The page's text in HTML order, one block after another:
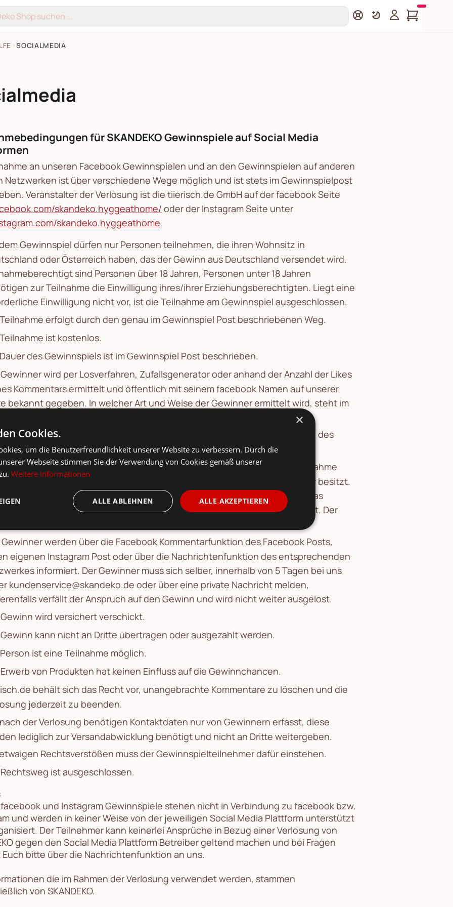
SOCIALMEDIA
für SKANDEKO Gewinnspiele auf Social Media
an unseren Facebook Gewinnspielen und an den Gewinnspielen auf anderen
Netzwerken ist über verschiedene Wege möglich und ist stets im Gewinnspielpost
Veranstalter der Verlosung ist die tiierisch.de GmbH auf der facebook Seite
skandeko.hyggeathome/ oder der Instagram Seite unter
skandeko.hyggeathome
Gewinnspiel dürfen nur Personen teilnehmen, die ihren Wohnsitz in
oder Österreich haben, das der Gewinn aus Deutschland versendet wird.
sind Personen über 18 Jahren, Personen unter 18 Jahren
zur Teilnahme die Einwilligung ihres/ihrer Erziehungsberechtigten. Liegt eine
Einwilligung nicht vor, ist die Teilnahme am Gewinnspiel ausgeschlossen.
erfolgt durch den genau im Gewinnspiel Post beschriebenen Weg.
ist kostenlos.
des Gewinnspiels ist im Gewinnspiel Post beschrieben.
wird per Losverfahren, Zufallsgenerator oder anhand der Anzahl der Likes
Kommentars ermittelt und öffentlich mit seinem facebook Namen auf unserer
bekannt gegeben. In welcher Art und Weise der Gewinner ermittelt wird, steht im
mit einem Foto/Bild, erlaubt der Gewinner das Teilen des
bei Gewinnerbekanntgabe.
das Urhebergesetz geachtet werden. An Gewinnspielen mit Fototeilnahme
nur Fotos teilnehmen, deren Urheberrechte der Gewinnspielteilnehmer besitzt.
die gegen die Facebook Richtlinien, deutsches Recht und oder das
verstoßen werden nach Kenntnisnahme ohne Ankündigung entfernt. Der
Gewinner werden über die Facebook Kommentarfunktion des Facebook Posts,
eigenen Instagram Post oder über die Nachrichtenfunktion des entsprechenden
informiert. Der Gewinner muss sich selber, innerhalb von 5 Tagen bei uns
kundenservice@skandeko.de oder über eine private Nachricht melden,
verfällt der Anspruch auf den Gewinn und wird nicht weiter ausgelost.
wird versichert verschickt.
kann nicht an Dritte übertragen oder ausgezahlt werden.
ist eine Teilnahme möglich.
von Produkten hat keinen Einfluss auf die Gewinnchancen.
behält sich das Recht vor, unangebrachte Kommentare zu löschen und die
jederzeit zu beenden.
der Verlosung benötigen Kontaktdaten nur von Gewinnern erfasst, diese
lediglich zur Versandabwicklung benötigt und nicht an Dritte weitergeben.
Rechtsverstößen muss der Gewinnspielteilnehmer dafür einstehen.
ist ausgeschlossen.
und Instagram Gewinnspiele stehen nicht in Verbindung zu facebook bzw.
und werden in keiner Weise von der jeweiligen Social Media Plattform unterstützt
Der Teilnehmer kann keinerlei Ansprüche in Bezug einer Verlosung von
gegen den Social Media Plattform Betreiber geltend machen und bei Fragen
bitte über die Nachrichtenfunktion an uns.
die im Rahmen der Verlosung verwendet werden, stammen
von SKANDEKO.
×
Cookies.
um die Benutzerfreundlichkeit unserer Website zu verbessern. Durch die
Webseite stimmen Sie der Verwendung von Cookies gemäß unserer
Weitere Informationen
ALLE AKZEPTIEREN
ALLE ABLEHNEN